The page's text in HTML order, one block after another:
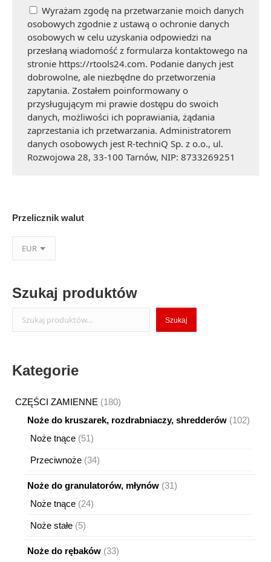
Wyrażam zgodę na przetwarzanie moich danych
osobowych zgodnie z ustawą o ochronie danych
osobowych w celu uzyskania odpowiedzi na
przesłaną wiadomość z formularza kontaktowego na
stronie https://rtools24.com. Podanie danych jest
dobrowolne, ale niezbędne do przetworzenia
zapytania. Zostałem poinformowany o
przysługującym mi prawie dostępu do swoich
danych, możliwości ich poprawiania, żądania
zaprzestania ich przetwarzania. Administratorem
danych osobowych jest R-techniQ Sp. z o.o., ul.
Rozwojowa 28, 33-100 Tarnów, NIP: 8733269251
Przelicznik walut
Szukaj produktów
Szukaj
Kategorie
CZĘŚCI ZAMIENNE 180180
produktów
Noże do kruszarek, rozdrabniaczy, shredderów 102102
Noże tnące 5151
Przeciwnoże 3434
Noże do granulatorów, młynów 3131
Noże tnące 2424
Noże stałe 55
Noże do rębaków 3333